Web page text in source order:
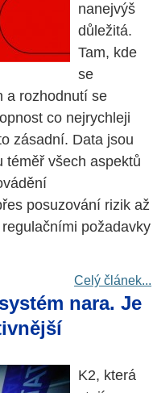
nanejvýš
důležitá.
Tam, kde
se
a rozhodnutí se
co nejrychleji
zásadní. Data jsou
téměř všech aspektů
posuzování rizik až
požadavky
Celý článek...
nara. Je
K2, která